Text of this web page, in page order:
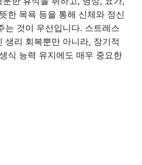
한 목욕 등을 통해 신체와 정신
는 것이 우선입니다. 스트레스
생리 회복뿐만 아니라, 장기적
식 능력 유지에도 매우 중요한